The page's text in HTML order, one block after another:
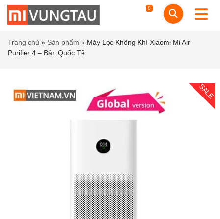
0
Trang chủ » Sản phẩm » Máy Lọc Không Khí Xiaomi Mi Air
Purifier 4 – Bản Quốc Tế
SALE